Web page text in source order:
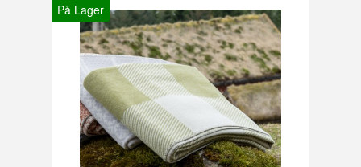
På Lager